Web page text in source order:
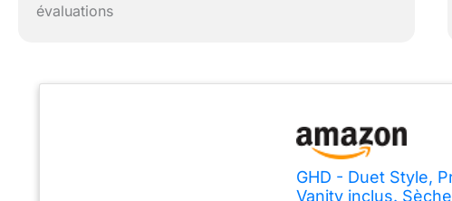
évaluations
GHD - Duet Style,
Vanity inclus.